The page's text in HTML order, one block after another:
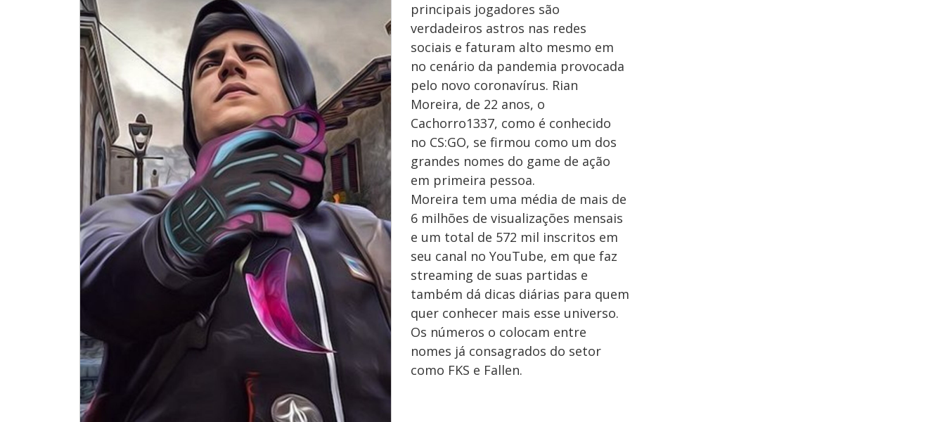
principais jogadores são
verdadeiros astros nas redes
sociais e faturam alto mesmo em
no cenário da pandemia provocada
pelo novo coronavírus. Rian
Moreira, de 22 anos, o
Cachorro1337, como é conhecido
no CS:GO, se firmou como um dos
grandes nomes do game de ação
em primeira pessoa.
Moreira tem uma média de mais de
6 milhões de visualizações mensais
e um total de 572 mil inscritos em
seu canal no YouTube, em que faz
streaming de suas partidas e
também dá dicas diárias para quem
quer conhecer mais esse universo.
Os números o colocam entre
nomes já consagrados do setor
como FKS e Fallen.